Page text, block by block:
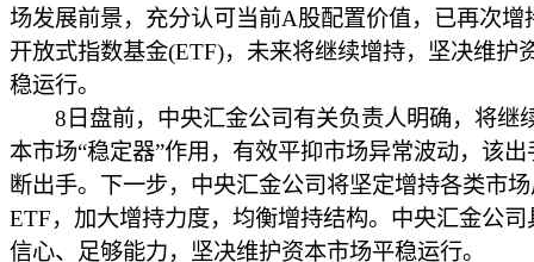
场发展前景，充分认可当前A股配置价值，已再次增
开放式指数基金(ETF)，未来将继续增持，坚决维护
稳运行。
8日盘前，中央汇金公司有关负责人明确，将继
本市场“稳定器”作用，有效平抑市场异常波动，该出
断出手。下一步，中央汇金公司将坚定增持各类市
ETF，加大增持力度，均衡增持结构。中央汇金公司
信心、足够能力，坚决维护资本市场平稳运行。